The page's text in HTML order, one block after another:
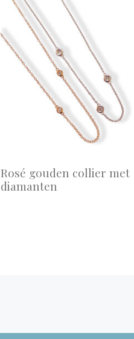
Rosé gouden collier met
diamanten